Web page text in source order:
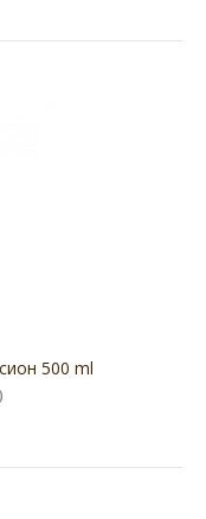
500 ml